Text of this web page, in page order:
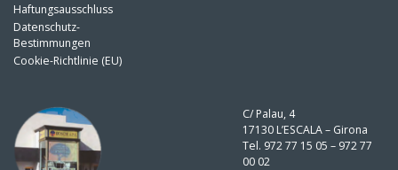
Haftungsausschluss
Datenschutz-
Bestimmungen
Cookie-Richtlinie (EU)
C/ Palau, 4
17130 L’ESCALA – Girona
Tel. 972 77 15 05 – 972 77
00 02